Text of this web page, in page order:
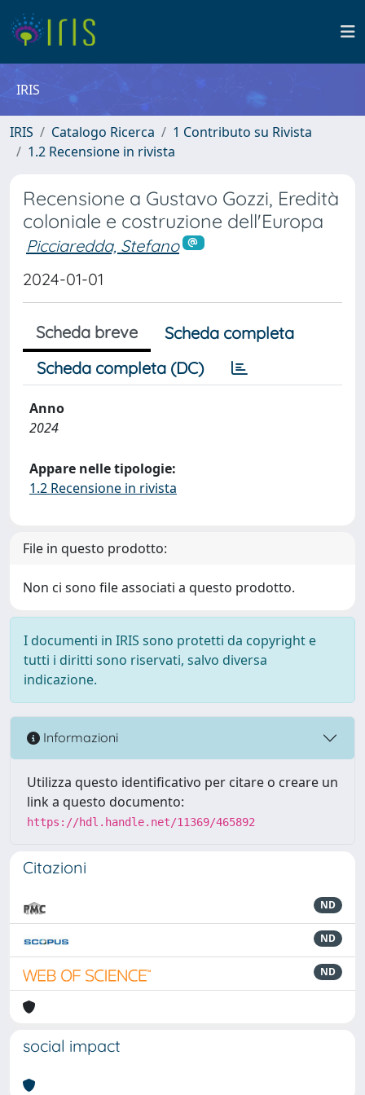
IRIS
IRIS Catalogo Ricerca
1 Contributo su Rivista
1.2 Recensione in rivista
Recensione a Gustavo Gozzi, Eredità
coloniale e costruzione dell'Europa
Picciaredda, Stefano
2024-01-01
Scheda breve
Scheda completa
Scheda completa (DC)
Anno
2024
Appare nelle tipologie:
1.2 Recensione in rivista
File in questo prodotto:
Non ci sono file associati a questo prodotto.
I documenti in IRIS sono protetti da copyright e
tutti i diritti sono riservati, salvo diversa
indicazione.
Informazioni
Utilizza questo identificativo per citare o creare un
link a questo documento:
https://hdl.handle.net/11369/465892
Citazioni
ND
ND
ND
social impact